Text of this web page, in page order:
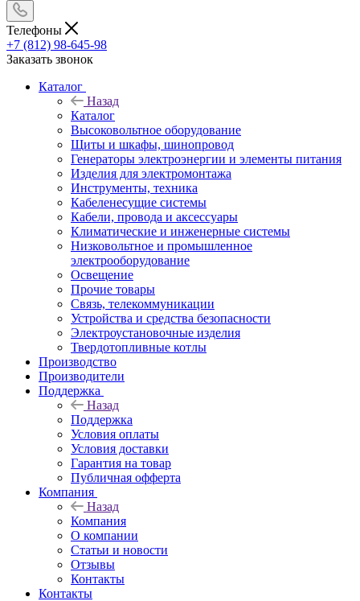
Телефоны
+7 (812) 98-645-98
Заказать звонок
Каталог
Назад
Каталог
Высоковольтное оборудование
Щиты и шкафы, шинопровод
Генераторы электроэнергии и элементы питания
Изделия для электромонтажа
Инструменты, техника
Кабеленесущие системы
Кабели, провода и аксессуары
Климатические и инженерные системы
Низковольтное и промышленное
электрооборудование
Освещение
Прочие товары
Связь, телекоммуникации
Устройства и средства безопасности
Электроустановочные изделия
Твердотопливные котлы
Производство
Производители
Поддержка
Назад
Поддержка
Условия оплаты
Условия доставки
Гарантия на товар
Публичная офферта
Компания
Назад
Компания
О компании
Статьи и новости
Отзывы
Контакты
Контакты